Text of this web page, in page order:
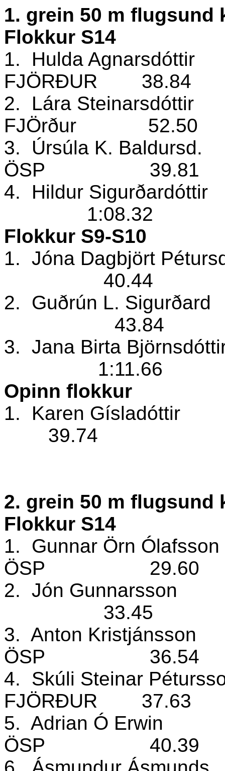
1. grein 50 m flugsund
Flokkur S14
1.
Hulda Agnarsdóttir
FJÖRÐUR
38.84
2.
Lára Steinarsdóttir
FJÖrður
52.50
3.
Úrsúla K. Baldursd.
ÖSP
39.81
4.
Hildur Sigurðardóttir
1:08.32
Flokkur S9-S10
1. Jóna Dagbjört
40.44
2.
Guðrún L. Sigurðard
43.84
3. Jana Birta
1:11.66
Opinn flokkur
1.
Karen Gísladóttir
39.74
2. grein 50 m flugsund
Flokkur S14
1.
Gunnar Örn Ólafsson
ÖSP
29.60
2. Jón Gunnarsson
33.45
3. Anton Kristjánsson
ÖSP
36.54
4.
Skúli Steinar
FJÖRÐUR
37.63
5. Adrian Ó Erwin
ÖSP
40.39